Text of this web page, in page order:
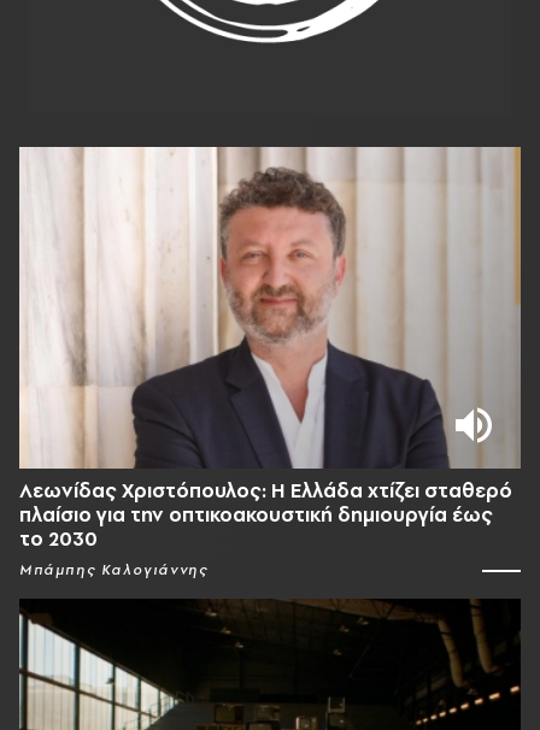
Λεωνίδας Χριστόπουλος: Η Ελλάδα χτίζει σταθερό
πλαίσιο για την οπτικοακουστική δημιουργία έως
το 2030
Μπάμπης Καλογιάννης